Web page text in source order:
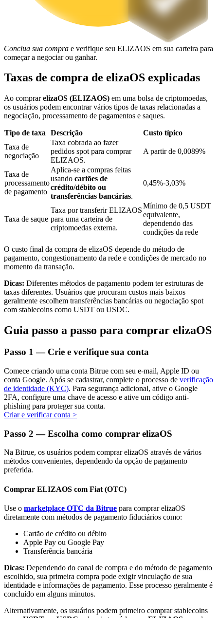
Investimentos exclusivos para titulares de BTR
Empréstimos
Serviço de empréstimo apoiado por criptografia
Investimento Automático
Obtenha lucro a longo prazo e interesses flexíveis
Aprenda a apostar
Aprenda como ganhar renda passiva
Bitrue
AI
Parceiros Bitrue
Afiliados Bitrue
Até 65% de comissões!
Conclua sua compra e verifique seu ELIZAOS em sua carteira para
começar a negociar ou ganhar.
Taxas de compra de elizaOS explicadas
Ao comprarelizaOS (ELIZAOS) em uma bolsa de criptomoedas,
os usuários podem encontrar vários tipos de taxas relacionadas a
negociação, processamento de pagamentos e saques.
Tipo de taxa Descrição
Custo típico
Taxa de
negociação
Taxa cobrada ao fazer
pedidos spot para comprar
ELIZAOS.
A partir de 0,0089%
Taxa de
processamento
de pagamento
Aplica-se a compras feitas
usando cartões de
crédito/débito ou
transferências bancárias.
0,45%-3,03%
Taxa de saque
Taxa por transferir ELIZAOS
para uma carteira de
criptomoedas externa.
Mínimo de 0,5 USDT
equivalente,
dependendo das
condições da rede
O custo final da compra de elizaOS depende do método de
pagamento, congestionamento da rede e condições de mercado no
momento da transação.
Dicas: Diferentes métodos de pagamento podem ter estruturas de
taxas diferentes. Usuários que procuram custos mais baixos
geralmente escolhem transferências bancárias ou negociação spot
com stablecoins como USDT ou USDC.
Guia passo a passo para comprar elizaOS
Passo 1 — Crie e verifique sua conta
Comece criando uma conta Bitrue com seu e-mail, Apple ID ou
conta Google. Após se cadastrar, complete o processo de verificação
de identidade (KYC). Para segurança adicional, ative o Google
2FA, configure uma chave de acesso e ative um código anti-
phishing para proteger sua conta.
Criar e verificar conta >
Passo 2 — Escolha como comprar elizaOS
Na Bitrue, os usuários podem comprar elizaOS através de vários
métodos convenientes, dependendo da opção de pagamento
preferida.
Comprar ELIZAOS com Fiat (OTC)
Use o marketplace OTC da Bitrue para comprar elizaOS
diretamente com métodos de pagamento fiduciários como:
Cartão de crédito ou débito
Apple Pay ou Google Pay
Transferência bancária
Dicas: Dependendo do canal de compra e do método de pagamento
escolhido, sua primeira compra pode exigir vinculação de sua
identidade e informações de pagamento. Esse processo geralmente é
concluído em alguns minutos.
Alternativamente, os usuários podem primeiro comprar stablecoins